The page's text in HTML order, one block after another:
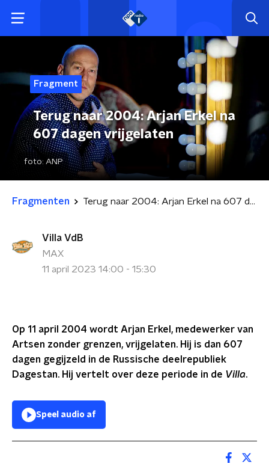
Fragment
Terug naar 2004: Arjan Erkel na
607 dagen vrijgelaten
foto: ANP
Fragmenten Terug naar 2004: Arjan Erkel na 607 dagen vrijgelaten
Villa VdB
MAX
11 april 2023 14:00 - 15:30
Op 11 april 2004 wordt Arjan Erkel, medewerker van
Artsen zonder grenzen, vrijgelaten. Hij is dan 607
dagen gegijzeld in de Russische deelrepubliek
Dagestan. Hij vertelt over deze periode in de Villa.
Speel audio af